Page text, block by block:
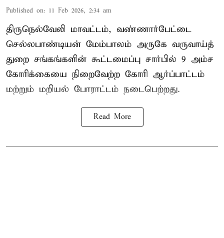
Published on: 11 Feb 2026, 2:34 am
திருநெல்வேலி மாவட்டம், வண்ணார்பேட்டை
செல்லபாண்டியன் மேம்பாலம் அருகே வருவாய்த்
துறை சங்கங்களின் கூட்டமைப்பு சார்பில் 9 அம்ச
கோரிக்கையை நிறைவேற்ற கோரி ஆர்ப்பாட்டம்
மற்றும் மறியல் போராட்டம் நடைபெற்றது.
Read More